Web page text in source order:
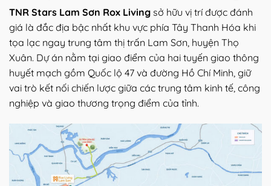
TNR Stars Lam Sơn Rox Living sở hữu vị trí được đánh
giá là đắc địa bậc nhất khu vực phía Tây Thanh Hóa khi
tọa lạc ngay trung tâm thị trấn Lam Sơn, huyện Thọ
Xuân. Dự án nằm tại giao điểm của hai tuyến giao thông
huyết mạch gồm Quốc lộ 47 và đường Hồ Chí Minh, giữ
vai trò kết nối chiến lược giữa các trung tâm kinh tế, công
nghiệp và giao thương trọng điểm của tỉnh.